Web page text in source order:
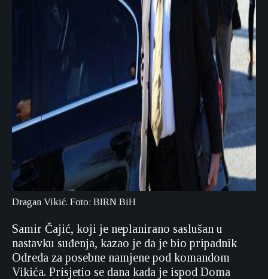
Dragan Vikić. Foto: BIRN BiH
Samir Čajić, koji je neplanirano saslušan u
nastavku suđenja, kazao je da je bio pripadnik
Odreda za posebne namjene pod komandom
Vikića. Prisjetio se dana kada je ispod Doma